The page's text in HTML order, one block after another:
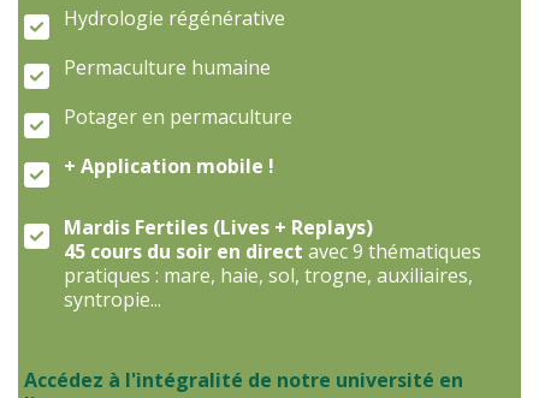
Hydrologie régénérative
Permaculture humaine
Potager en permaculture
+ Application mobile !
Mardis Fertiles (Lives + Replays)
45 cours du soir en direct avec 9 thématiques
pratiques : mare, haie, sol, trogne, auxiliaires,
syntropie...
Accédez à l'intégralité de notre université en